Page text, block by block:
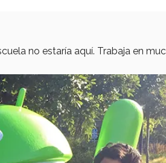
dejan galletas en los
no estaría aquí. Trabaja en